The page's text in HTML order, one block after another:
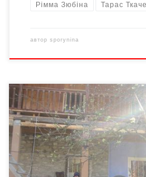
Рімма Зюбіна Тарас
автор sporynina
Про це – в ексклюзивному інтерв’ю
Тараса ТКАЧЕНКА, із яким наш
Великодні свята під час зйомок у
«Гніздо Горлиці» знімається за